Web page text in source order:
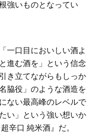
強いものとなってい
一口目においしい酒よ
進む酒を」という信念
き立てながらもしっか
脇役」のような酒造を
ない最高峰のレベルで
い」という強い想いか
辛口 純米酒』だ。